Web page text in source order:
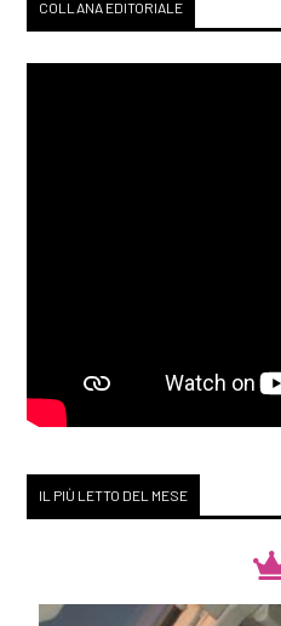
COLLANA EDITORIALE
IL PIÙ LETTO DEL MESE